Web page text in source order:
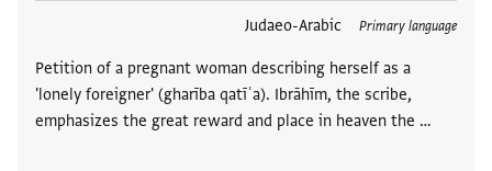
Primary language
Judaeo-Arabic
Petition of a pregnant woman describing herself as a
'lonely foreigner' (gharība qatīʿa). Ibrāhīm, the scribe,
emphasizes the great reward and place in heaven the …
תגים